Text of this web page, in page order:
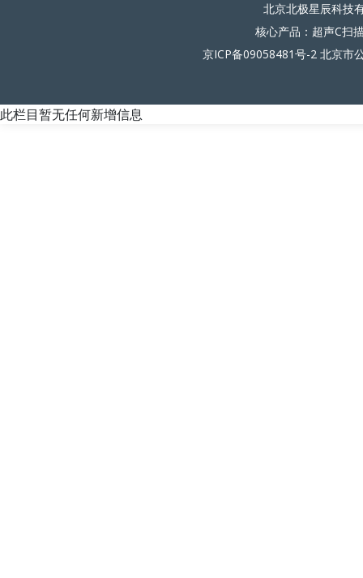
北京北极星辰科技
核心产品：超声C扫
京ICP备09058481号-2 北京市
此栏目暂无任何新增信息